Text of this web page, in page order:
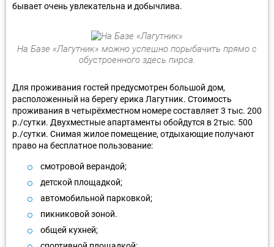
бывает очень увлекательна и добычлива.
На Базе «Лагутник» можно успешно порыбачить прямо с
обустроенного здесь пирса.
Для проживания гостей предусмотрен большой дом,
расположенный на берегу ерика Лагутник. Стоимость
проживания в четырёхместном номере составляет 3 тыс. 200
р./сутки. Двухместные апартаменты обойдутся в 2тыс. 500
р./сутки. Снимая жилое помещение, отдыхающие получают
право на бесплатное пользование:
смотровой верандой;
детской площадкой;
автомобильной парковкой;
пикниковой зоной.
общей кухней;